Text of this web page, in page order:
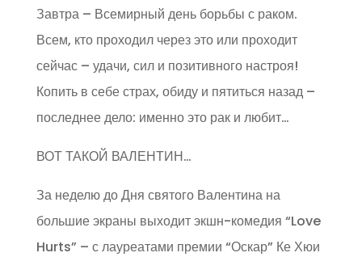
Завтра – Всемирный день борьбы с раком.
Всем, кто проходил через это или проходит
сейчас – удачи, сил и позитивного настроя!
Копить в себе страх, обиду и пятиться назад –
последнее дело: именно это рак и любит…
ВОТ ТАКОЙ ВАЛЕНТИН…
За неделю до Дня святого Валентина на
большие экраны выходит экшн-комедия “Love
Hurts” – с лауреатами премии “Оскар” Ке Хюи